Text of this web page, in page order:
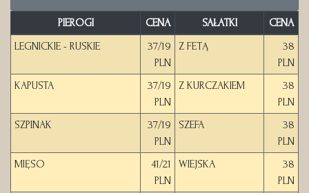
PIEROGI CENA SAŁATKI
CENA
LEGNICKIE - RUSKIE
37/19
PLN
Z FETĄ
38
PLN
KAPUSTA
37/19
PLN
Z KURCZAKIEM
38
PLN
SZPINAK
37/19
PLN
SZEFA
38
PLN
MIĘSO
41/21
PLN
WIEJSKA
38
PLN